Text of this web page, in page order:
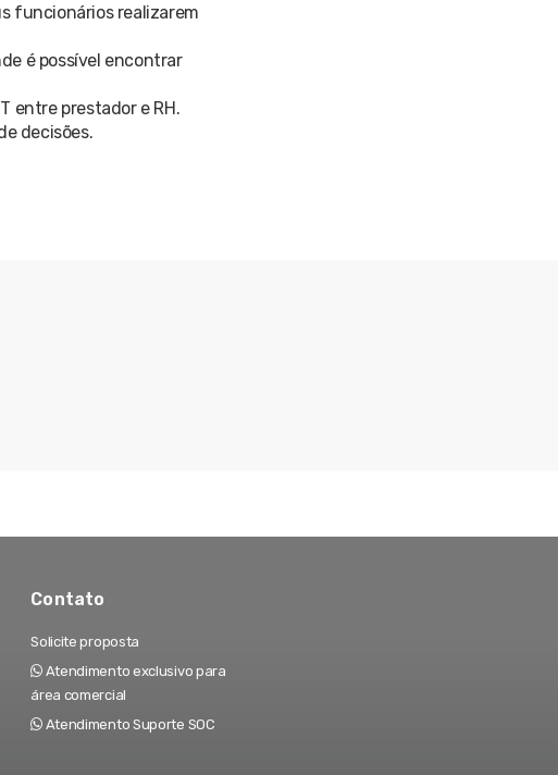
funcionários realizarem
é possível encontrar
entre prestador e RH.
decisões.
Contato
Solicite proposta
Atendimento exclusivo para
área comercial
Atendimento Suporte SOC